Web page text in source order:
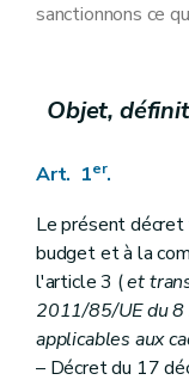
Art.
Art.
Chapitre
Art. 19
Art. 20
Chapitre
Art.
Art.
Art.
sanctionnons ce
Objet,
Art. 1er.
Le présent
budget et à la
l'article 3 (et
2011/85/UE du
applicables aux
– Décret du 17